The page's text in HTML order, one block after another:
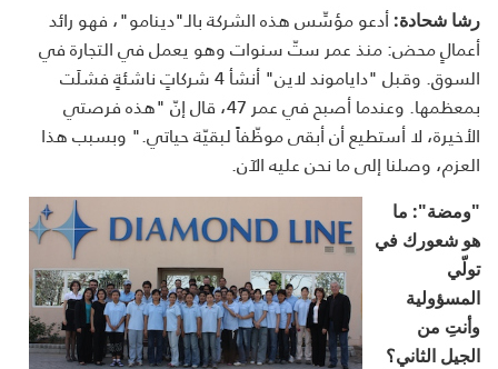
رشا شحادة: أدعو مؤسِّس هذه الشركة بالـ"دينامو"، فهو رائد
أعمالٍ محض: منذ عمر ستّ سنوات وهو يعمل في التجارة في
السوق. وقبل "داياموند لاين" أنشأ 4 شركاتٍ ناشئةٍ فشلَت
بمعظمها. وعندما أصبح في عمر 47، قال إنّ "هذه فرصتي
الأخيرة، لا أستطيع أن أبقى موظّفاً لبقيّة حياتي." وبسبب هذا
العزم، وصلنا إلى ما نحن عليه الآن.
"ومضة": ما
هو شعورك في
تولّي
المسؤولية
وأنتِ من
الجيل الثاني؟